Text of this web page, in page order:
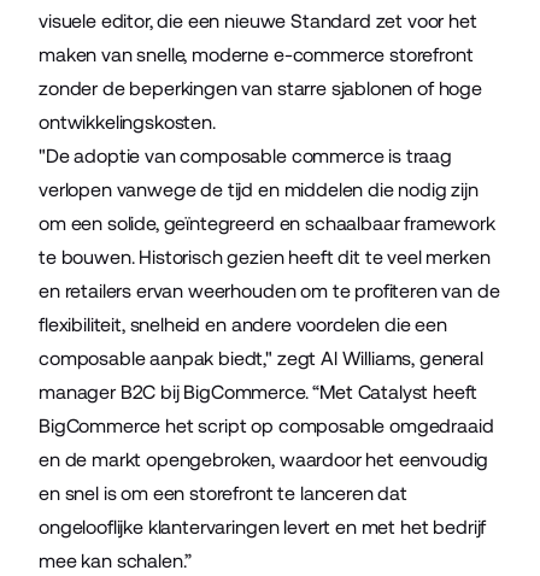
visuele editor, die een nieuwe Standard zet voor het
maken van snelle, moderne e-commerce storefront
zonder de beperkingen van starre sjablonen of hoge
ontwikkelingskosten.
"De adoptie van composable commerce is traag
verlopen vanwege de tijd en middelen die nodig zijn
om een solide, geïntegreerd en schaalbaar framework
te bouwen. Historisch gezien heeft dit te veel merken
en retailers ervan weerhouden om te profiteren van de
flexibiliteit, snelheid en andere voordelen die een
composable aanpak biedt," zegt Al Williams, general
manager B2C bij BigCommerce. “Met Catalyst heeft
BigCommerce het script op composable omgedraaid
en de markt opengebroken, waardoor het eenvoudig
en snel is om een storefront te lanceren dat
ongelooflijke klantervaringen levert en met het bedrijf
mee kan schalen.”